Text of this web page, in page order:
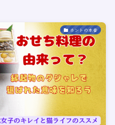
ホントの本音